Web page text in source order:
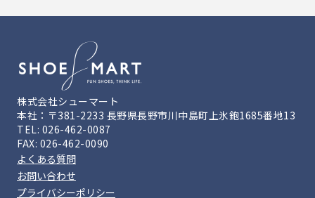
株式会社シューマート
本社：〒381-2233 長野県長野市川中島町上氷鉋1685番地13
TEL: 026-462-0087
FAX: 026-462-0090
よくある質問
お問い合わせ
プライバシーポリシー